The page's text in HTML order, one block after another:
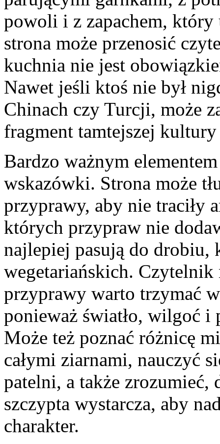
powoli i z zapachem, który
strona może przenosić
kuchnia nie jest
Nawet jeśli ktoś nie był
Chinach czy Turcji, może
fragment tamtejszej
Bardzo ważnym
wskazówki. Strona może
przyprawy, aby nie traciły
których przypraw nie
najlepiej pasują do drobiu,
wegetariańskich. Czytelnik
przyprawy warto trzymać
ponieważ światło, wilgoć i
Może też poznać różnicę
całymi ziarnami, nauczyć
patelni, a także zrozumieć,
szczypta wystarcza, aby
charakter.